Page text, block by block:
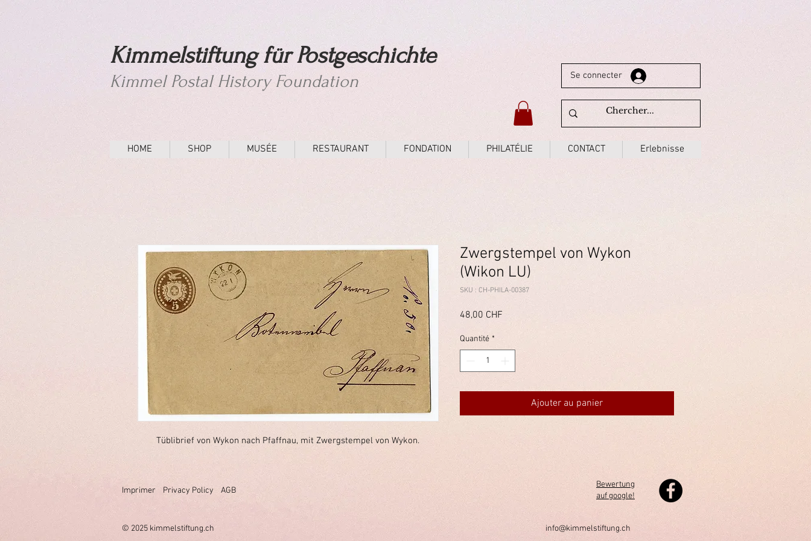
Kimmelstiftung für Postgeschichte
Kimmel Postal History Foundation Se connecter
HOME SHOP MUSÉE RESTAURANT FONDATION PHILATÉLIE CONTACT Erlebnisse
Tüblibrief von Wykon nach Pfaffnau, mit Zwergstempel von Wykon.
Zwergstempel von Wykon
(Wikon LU)
SKU : CH-PHILA-00387
48,00 CHF
Quantité *
Ajouter au panier
Imprimer Privacy Policy AGB
Bewertung
auf google!
© 2025 kimmelstiftung.ch info@kimmelstiftung.ch